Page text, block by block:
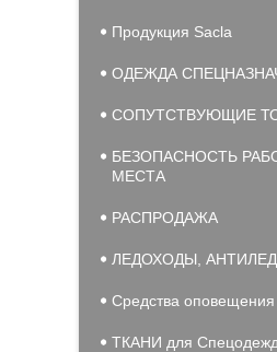
Продукция Sacla
ОДЕЖДА
СОПУТСТВУЮЩИЕ
БЕЗОПАСНОСТЬ
МЕСТА
РАСПРОДАЖА
ЛЕДОХОДЫ, АНТИЛЕД
Средства оповещения
ТКАНИ для